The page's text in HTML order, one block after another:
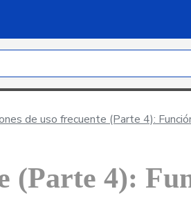
de uso frecuente (Parte 4):
(Parte 4):